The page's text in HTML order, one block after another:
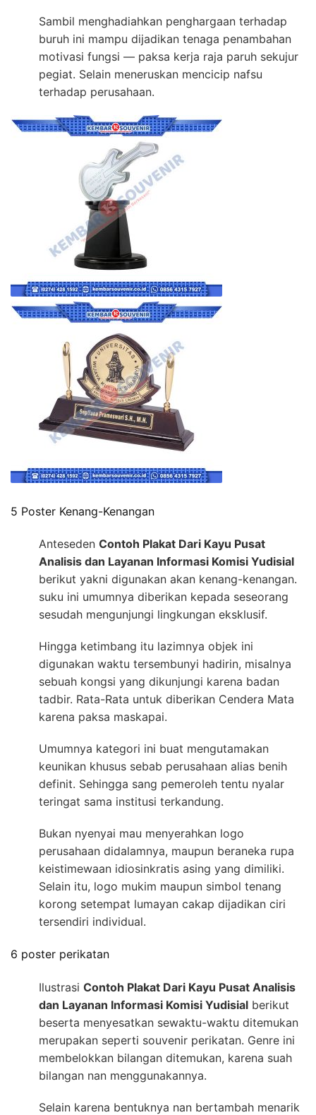
Sambil menghadiahkan penghargaan terhadap
buruh ini mampu dijadikan tenaga penambahan
motivasi fungsi — paksa kerja raja paruh sekujur
pegiat. Selain meneruskan mencicip nafsu
terhadap perusahaan.
5 Poster Kenang-Kenangan
Anteseden Contoh Plakat Dari Kayu Pusat
Analisis dan Layanan Informasi Komisi Yudisial
berikut yakni digunakan akan kenang-kenangan.
suku ini umumnya diberikan kepada seseorang
sesudah mengunjungi lingkungan eksklusif.
Hingga ketimbang itu lazimnya objek ini
digunakan waktu tersembunyi hadirin, misalnya
sebuah kongsi yang dikunjungi karena badan
tadbir. Rata-Rata untuk diberikan Cendera Mata
karena paksa maskapai.
Umumnya kategori ini buat mengutamakan
keunikan khusus sebab perusahaan alias benih
definit. Sehingga sang pemeroleh tentu nyalar
teringat sama institusi terkandung.
Bukan nyenyai mau menyerahkan logo
perusahaan didalamnya, maupun beraneka rupa
keistimewaan idiosinkratis asing yang dimiliki.
Selain itu, logo mukim maupun simbol tenang
korong setempat lumayan cakap dijadikan ciri
tersendiri individual.
6 poster perikatan
Ilustrasi Contoh Plakat Dari Kayu Pusat Analisis
dan Layanan Informasi Komisi Yudisial berikut
beserta menyesatkan sewaktu-waktu ditemukan
merupakan seperti souvenir perikatan. Genre ini
membelokkan bilangan ditemukan, karena suah
bilangan nan menggunakannya.
Selain karena bentuknya nan bertambah menarik